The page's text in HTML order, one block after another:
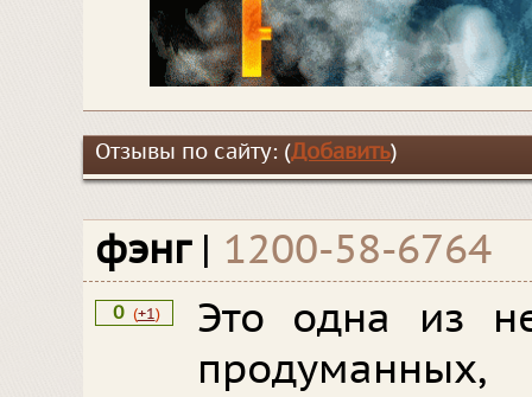
Отзывы по сайту: (Добавить)
фэнг | 1200-58-6764
0 (+1)
Это одна из